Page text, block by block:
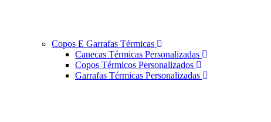
Copos E Garrafas Térmicas
Canecas Térmicas Personalizadas
Copos Térmicos Personalizados
Garrafas Térmicas Personalizadas